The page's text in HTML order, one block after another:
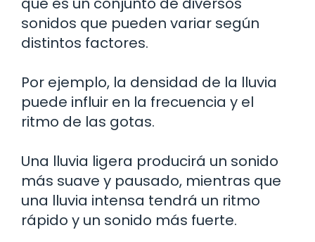
sonidos que pueden variar según
distintos factores.
Por ejemplo, la densidad de la lluvia
puede influir en la frecuencia y el
ritmo de las gotas.
Una lluvia ligera producirá un sonido
más suave y pausado, mientras que
una lluvia intensa tendrá un ritmo
rápido y un sonido más fuerte.